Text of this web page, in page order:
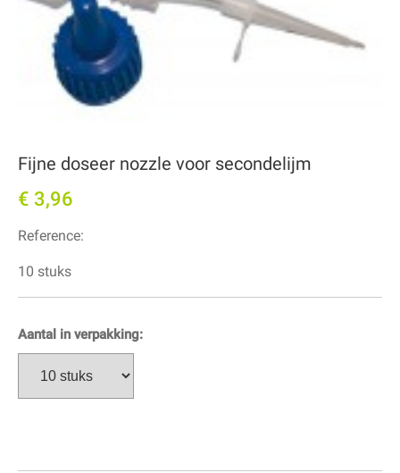
Fijne doseer nozzle voor secondelijm
€ 3,96
Reference:
10 stuks
Aantal in verpakking: